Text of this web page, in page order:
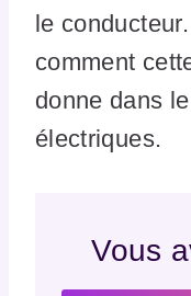
le
comment
donne dans
électriques.
Vous